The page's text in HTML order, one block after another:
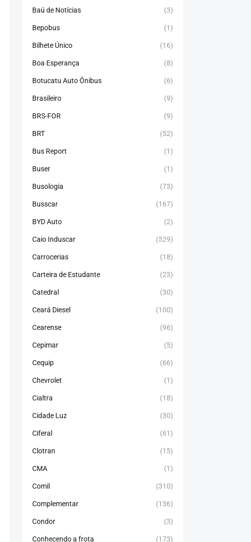
Baú de Notícias (3)
Bepobus (1)
Bilhete Único (16)
Boa Esperança (8)
Botucatu Auto Ônibus (6)
Brasileiro (9)
BRS-FOR (9)
BRT (52)
Bus Report (1)
Buser (1)
Busologia (73)
Busscar (167)
BYD Auto (2)
Caio Induscar (529)
Carrocerias (18)
Carteira de Estudante (23)
Catedral (30)
Ceará Diesel (100)
Cearense (96)
Cepimar (5)
Cequip (66)
Chevrolet (1)
Cialtra (18)
Cidade Luz (30)
Ciferal (61)
Clotran (15)
CMA (1)
Comil (310)
Complementar (136)
Condor (3)
Conhecendo a frota (173)